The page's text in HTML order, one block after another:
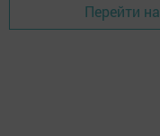
Перейти